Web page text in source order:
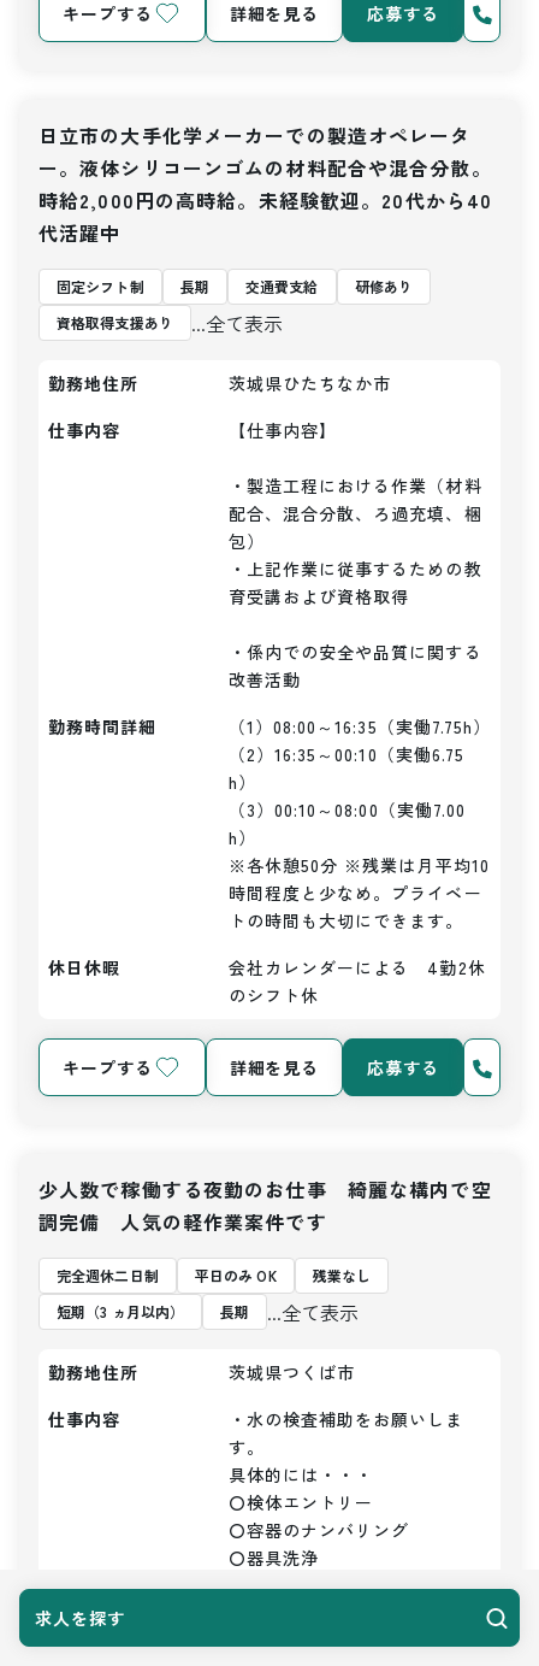
求人を探す
キープする 詳細を見る 応募する
日立市の大手化学メーカーでの製造オペレータ
ー。液体シリコーンゴムの材料配合や混合分散。
時給2,000円の高時給。未経験歓迎。20代から40
代活躍中
固定シフト制 長期 交通費支給
研修あり
資格取得支援あり
...全て表示
勤務地住所
茨城県ひたちなか市
仕事内容
【仕事内容】
・製造工程における作業（材料
配合、混合分散、ろ過充填、梱
包）
・上記作業に従事するための教
育受講および資格取得
・係内での安全や品質に関する
改善活動
勤務時間詳細
（1）08:00～16:35（実働7.75h）
（2）16:35～00:10（実働6.75
h）
（3）00:10～08:00（実働7.00
h）
※各休憩50分 ※残業は月平均10
時間程度と少なめ。プライベー
トの時間も大切にできます。
休日休暇
会社カレンダーによる　4勤2休
のシフト休
キープする 詳細を見る 応募する
少人数で稼働する夜勤のお仕事 綺麗な構内で空
調完備 人気の軽作業案件です
完全週休二日制 平日のみ OK
残業なし
短期（3 ヵ月以内）
長期 ...全て表示
勤務地住所
茨城県つくば市
仕事内容
・水の検査補助をお願いしま
す。
具体的には・・・
〇検体エントリー
〇容器のナンバリング
〇器具洗浄
〇かたずけ